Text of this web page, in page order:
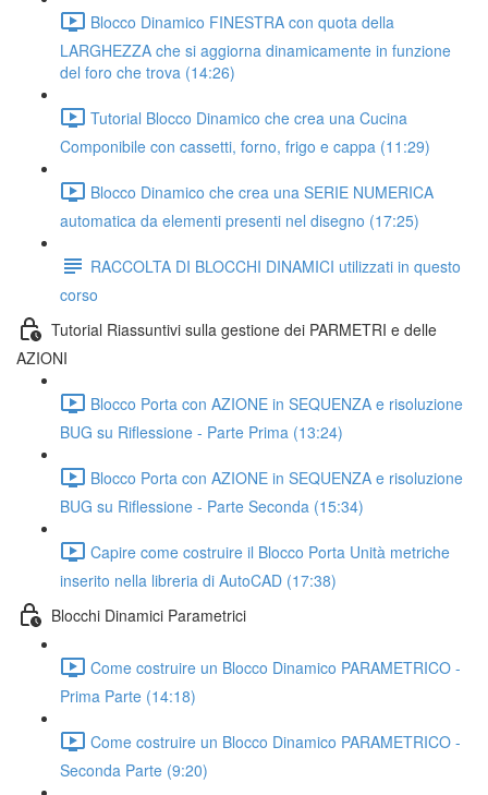
Blocco Dinamico FINESTRA con quota della
LARGHEZZA che si aggiorna dinamicamente in funzione
del foro che trova (14:26)
Tutorial Blocco Dinamico che crea una Cucina
Componibile con cassetti, forno, frigo e cappa (11:29)
Blocco Dinamico che crea una SERIE NUMERICA
automatica da elementi presenti nel disegno (17:25)
RACCOLTA DI BLOCCHI DINAMICI utilizzati in questo
corso
Tutorial Riassuntivi sulla gestione dei PARMETRI e delle
AZIONI
Blocco Porta con AZIONE in SEQUENZA e risoluzione
BUG su Riflessione - Parte Prima (13:24)
Blocco Porta con AZIONE in SEQUENZA e risoluzione
BUG su Riflessione - Parte Seconda (15:34)
Capire come costruire il Blocco Porta Unità metriche
inserito nella libreria di AutoCAD (17:38)
Blocchi Dinamici Parametrici
Come costruire un Blocco Dinamico PARAMETRICO -
Prima Parte (14:18)
Come costruire un Blocco Dinamico PARAMETRICO -
Seconda Parte (9:20)